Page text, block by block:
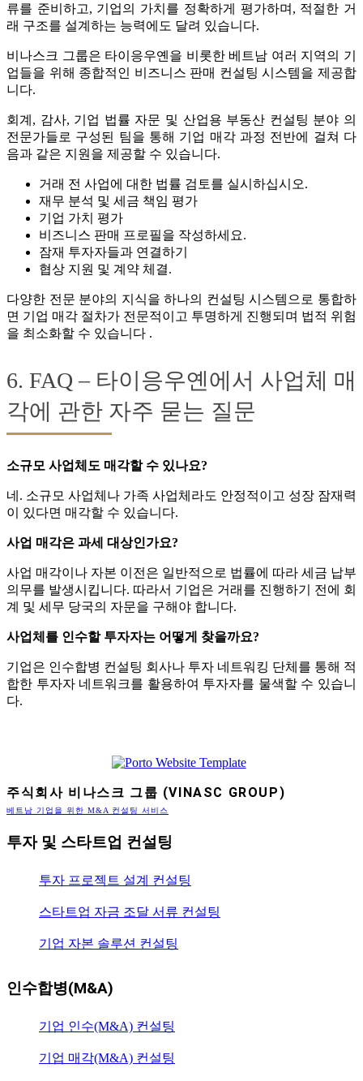
류를 준비하고, 기업의 가치를 정확하게 평가하며, 적절한 거
래 구조를 설계하는 능력에도 달려 있습니다.
비나스크 그룹은 타이응우옌을 비롯한 베트남 여러 지역의 기
업들을 위해 종합적인 비즈니스 판매 컨설팅 시스템을 제공합
니다.
회계, 감사, 기업 법률 자문 및 산업용 부동산 컨설팅 분야 의
전문가들로 구성된 팀을 통해 기업 매각 과정 전반에 걸쳐 다
음과 같은 지원을 제공할 수 있습니다.
거래 전 사업에 대한 법률 검토를 실시하십시오.
재무 분석 및 세금 책임 평가
기업 가치 평가
비즈니스 판매 프로필을 작성하세요.
잠재 투자자들과 연결하기
협상 지원 및 계약 체결.
다양한 전문 분야의 지식을 하나의 컨설팅 시스템으로 통합하
면 기업 매각 절차가 전문적이고 투명하게 진행되며 법적 위험
을 최소화할 수 있습니다 .
6. FAQ – 타이응우옌에서 사업체 매
각에 관한 자주 묻는 질문
소규모 사업체도 매각할 수 있나요?
네. 소규모 사업체나 가족 사업체라도 안정적이고 성장 잠재력
이 있다면 매각할 수 있습니다.
사업 매각은 과세 대상인가요?
사업 매각이나 자본 이전은 일반적으로 법률에 따라 세금 납부
의무를 발생시킵니다. 따라서 기업은 거래를 진행하기 전에 회
계 및 세무 당국의 자문을 구해야 합니다.
사업체를 인수할 투자자는 어떻게 찾을까요?
기업은 인수합병 컨설팅 회사나 투자 네트워킹 단체를 통해 적
합한 투자자 네트워크를 활용하여 투자자를 물색할 수 있습니
다.
주식회사 비나스크 그룹 (VINASC GROUP)
베트남 기업을 위한 M&A 컨설팅 서비스
투자 및 스타트업 컨설팅
투자 프로젝트 설계 컨설팅
스타트업 자금 조달 서류 컨설팅
기업 자본 솔루션 컨설팅
인수합병(M&A)
기업 인수(M&A) 컨설팅
기업 매각(M&A) 컨설팅